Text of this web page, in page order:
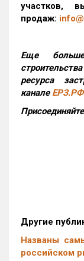
участков,
продаж:
Еще
ресурса
канале
Другие
Названы
российском